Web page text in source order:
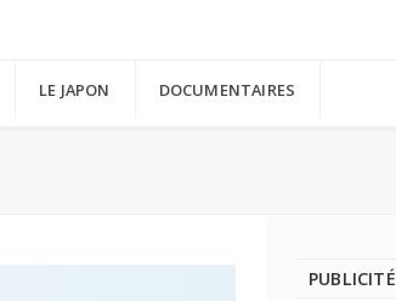
LE JAPON DOCUMENTAIRES
PUBLICITÉ